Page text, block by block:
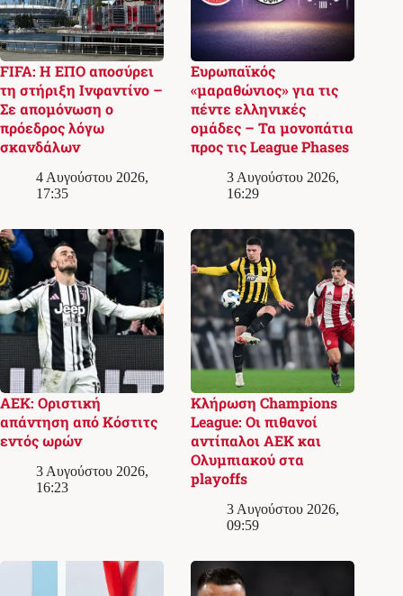
FIFA: Η ΕΠΟ αποσύρει
τη στήριξη Ινφαντίνο –
Σε απομόνωση ο
πρόεδρος λόγω
σκανδάλων
4 Αυγούστου 2026,
17:35
Ευρωπαϊκός
«μαραθώνιος» για τις
πέντε ελληνικές
ομάδες – Τα μονοπάτια
προς τις League Phases
3 Αυγούστου 2026,
16:29
ΑΕΚ: Οριστική
απάντηση από Κόστιτς
εντός ωρών
3 Αυγούστου 2026,
16:23
Κλήρωση Champions
League: Οι πιθανοί
αντίπαλοι ΑΕΚ και
Ολυμπιακού στα
playoffs
3 Αυγούστου 2026,
09:59